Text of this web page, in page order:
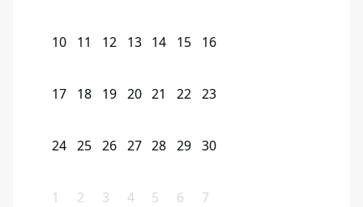
10 11 12 13 14 15 16
17 18 19 20 21 22 23
24 25 26 27 28 29 30
1 2 3 4 5 6 7